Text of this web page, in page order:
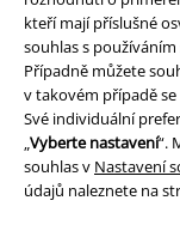
kteří mají příslušné
souhlas s
Případně můžete
v takovém případě
Své individuální
„Vyberte nastavení“.
souhlas v Nastavení
údajů naleznete na
Ochrana osobních
Likvidace odpadu a
Prohlášení o shodě